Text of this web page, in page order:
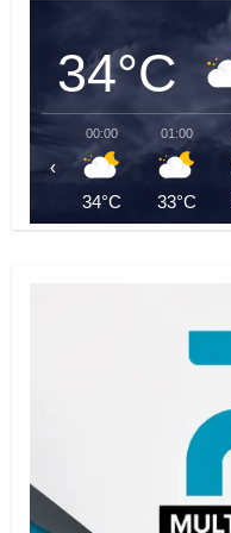
34°C
00:00
34°C
01:00
33°C
‹